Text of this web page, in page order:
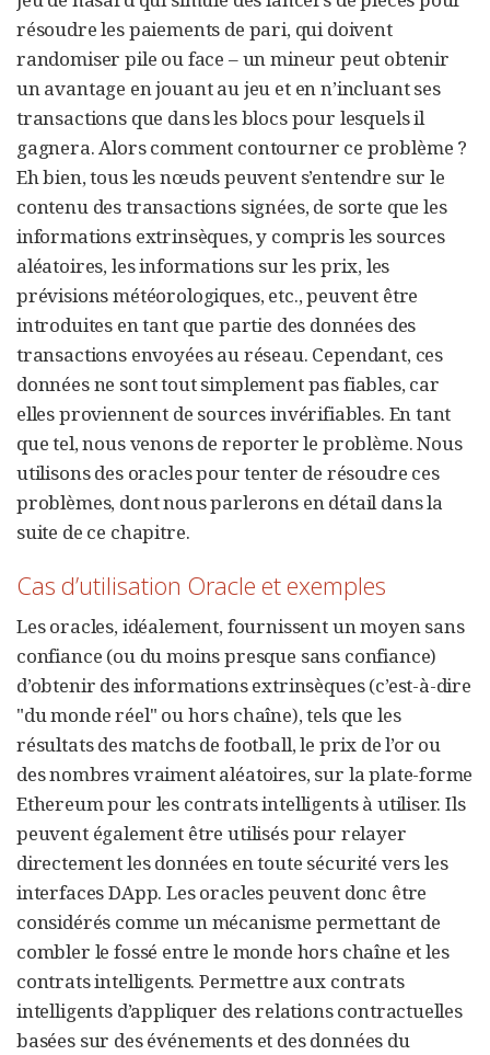
résoudre les paiements de pari, qui doivent
randomiser pile ou face – un mineur peut obtenir
un avantage en jouant au jeu et en n’incluant ses
transactions que dans les blocs pour lesquels il
gagnera. Alors comment contourner ce problème ?
Eh bien, tous les nœuds peuvent s’entendre sur le
contenu des transactions signées, de sorte que les
informations extrinsèques, y compris les sources
aléatoires, les informations sur les prix, les
prévisions météorologiques, etc., peuvent être
introduites en tant que partie des données des
transactions envoyées au réseau. Cependant, ces
données ne sont tout simplement pas fiables, car
elles proviennent de sources invérifiables. En tant
que tel, nous venons de reporter le problème. Nous
utilisons des oracles pour tenter de résoudre ces
problèmes, dont nous parlerons en détail dans la
suite de ce chapitre.
Cas d’utilisation Oracle et exemples
Les oracles, idéalement, fournissent un moyen sans
confiance (ou du moins presque sans confiance)
d’obtenir des informations extrinsèques (c’est-à-dire
"du monde réel" ou hors chaîne), tels que les
résultats des matchs de football, le prix de l’or ou
des nombres vraiment aléatoires, sur la plate-forme
Ethereum pour les contrats intelligents à utiliser. Ils
peuvent également être utilisés pour relayer
directement les données en toute sécurité vers les
interfaces DApp. Les oracles peuvent donc être
considérés comme un mécanisme permettant de
combler le fossé entre le monde hors chaîne et les
contrats intelligents. Permettre aux contrats
intelligents d’appliquer des relations contractuelles
basées sur des événements et des données du